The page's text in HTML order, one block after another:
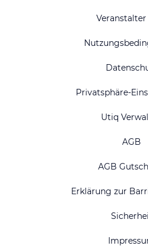
Veranstalter
Privatsphäre-
Utiq
AGB
AGB
Erklärung zur